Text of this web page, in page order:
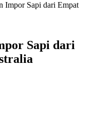
Impor Sapi dari Empat
Sapi dari